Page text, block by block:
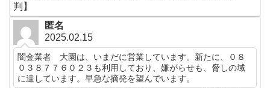
判】
匿名
2025.02.15
闇金業者 大園は、いまだに営業しています。新たに、０８
０３８７７６０２３も利用しており、嫌がらせも、脅しの域
に達しています。早急な摘発を望んでいます。